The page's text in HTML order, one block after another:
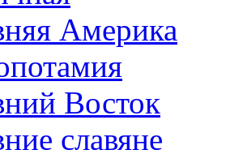
Америка
Восток
славяне